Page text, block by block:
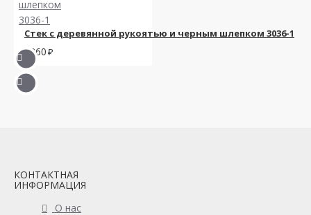
Стек с деревянной рукоятью и черным шлепком 3036-1
1860
КОНТАКТНАЯ
ИНФОРМАЦИЯ
О нас